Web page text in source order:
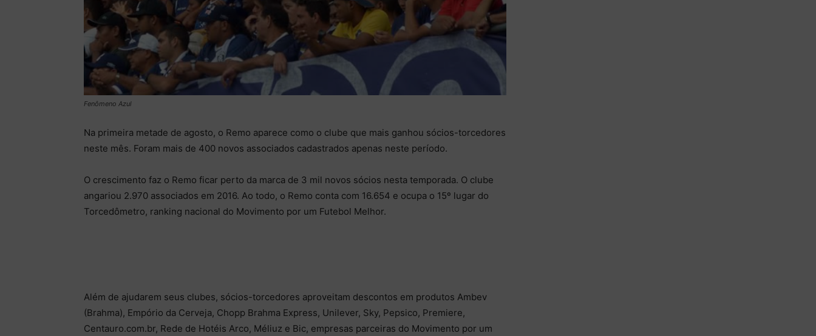
Fenômeno Azul
Na primeira metade de agosto, o Remo aparece como o clube que mais ganhou sócios-torcedores
neste mês. Foram mais de 400 novos associados cadastrados apenas neste período.
O crescimento faz o Remo ficar perto da marca de 3 mil novos sócios nesta temporada. O clube
angariou 2.970 associados em 2016. Ao todo, o Remo conta com 16.654 e ocupa o 15º lugar do
Torcedômetro, ranking nacional do Movimento por um Futebol Melhor.
Além de ajudarem seus clubes, sócios-torcedores aproveitam descontos em produtos Ambev
(Brahma), Empório da Cerveja, Chopp Brahma Express, Unilever, Sky, Pepsico, Premiere,
Centauro.com.br, Rede de Hotéis Arco, Méliuz e Bic, empresas parceiras do Movimento por um